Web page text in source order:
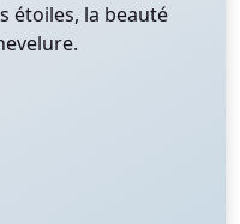
étoiles, la beauté